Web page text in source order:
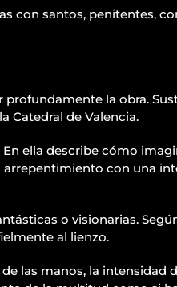
con santos, penitentes,
profundamente la obra.
Catedral de Valencia.
ella describe cómo
arrepentimiento con una
o visionarias.
al lienzo.
las manos, la intensidad